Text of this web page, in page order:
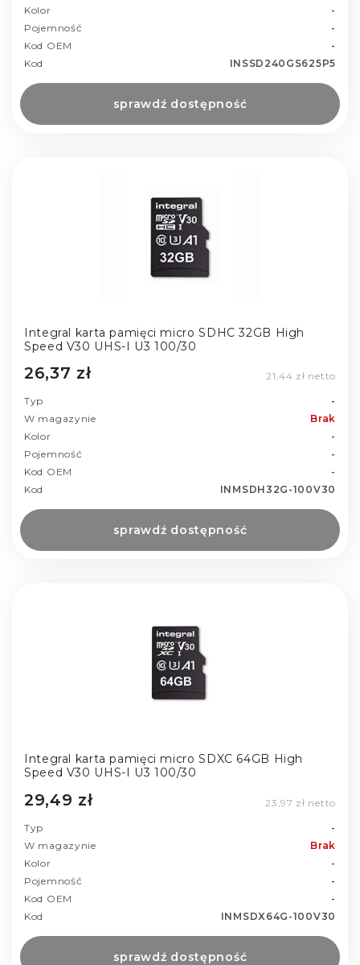
Kolor
-
Pojemność
-
Kod OEM
-
Kod
INSSD240GS625P5
sprawdź dostępność
Integral karta pamięci micro SDHC 32GB High
Speed V30 UHS-I U3 100/30
26,37 zł 21,44 zł netto
Typ
-
W magazynie
Brak
Kolor
-
Pojemność
-
Kod OEM
-
Kod
INMSDH32G-100V30
sprawdź dostępność
Integral karta pamięci micro SDXC 64GB High
Speed V30 UHS-I U3 100/30
29,49 zł 23,97 zł netto
Typ
-
W magazynie
Brak
Kolor
-
Pojemność
-
Kod OEM
-
Kod
INMSDX64G-100V30
sprawdź dostępność